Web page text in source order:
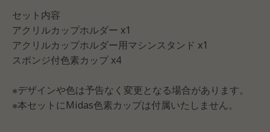
セット内容
アクリルカップホルダー x1
アクリルカップホルダー用マシンスタンド x1
スポンジ付色素カップ x4
※デザインや色は予告なく変更となる場合があります。
※本セットにMidas色素カップは付属いたしません。